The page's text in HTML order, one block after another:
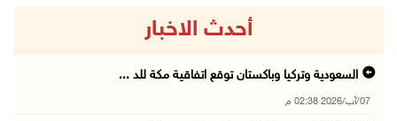
أحدث الاخبار
السعودية وتركيا وباكستان توقع اتفاقية مكة للد ...
07/آب/2026 02:38 م